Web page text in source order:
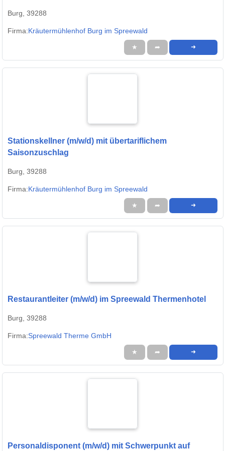
Burg, 39288
Firma:Kräutermühlenhof Burg im Spreewald
★ ➦ ➜
Stationskellner (m/w/d) mit übertariflichem
Saisonzuschlag
Burg, 39288
Firma:Kräutermühlenhof Burg im Spreewald
★ ➦ ➜
Restaurantleiter (m/w/d) im Spreewald Thermenhotel
Burg, 39288
Firma:Spreewald Therme GmbH
★ ➦ ➜
Personaldisponent (m/w/d) mit Schwerpunkt auf